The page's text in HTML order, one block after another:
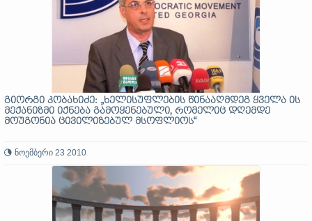
გიორგი კობახიძე: „ხელისუფლების წინააღმდეგ ყველა ის
მექანიზმი იქნება გამოყენებული, რომელიც დღემდე
მოუგონია ცივილიზებულ მსოფლიოს“
ნოემბერი 23 2010